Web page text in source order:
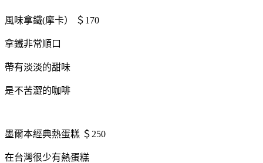
風味拿鐵(摩卡） ＄170
拿鐵非常順口
帶有淡淡的甜味
是不苦澀的咖啡
墨爾本經典熱蛋糕 ＄250
在台灣很少有熱蛋糕